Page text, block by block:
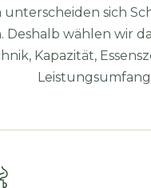
unterscheiden sich
Deshalb wählen wir
Kapazität,